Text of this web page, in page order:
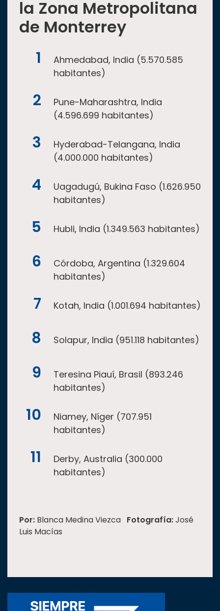
la Zona Metropolitana
de Monterrey
Ahmedabad, India (5.570.585
habitantes)
Pune-Maharashtra, India
(4.596.699 habitantes)
Hyderabad-Telangana, India
(4.000.000 habitantes)
Uagadugú, Bukina Faso (1.626.950
habitantes)
Hubli, India (1.349.563 habitantes)
Córdoba, Argentina (1.329.604
habitantes)
Kotah, India (1.001.694 habitantes)
Solapur, India (951.118 habitantes)
Teresina Piauí, Brasil (893.246
habitantes)
Niamey, Níger (707.951
habitantes)
Derby, Australia (300.000
habitantes)
Por: Blanca Medina Viezca Fotografía:José
Luis Macías